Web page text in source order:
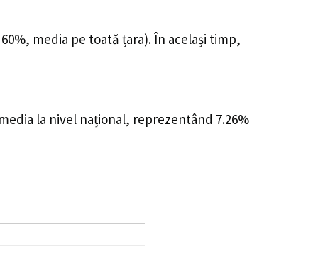
media pe toată țara). În același timp,
la nivel național, reprezentând 7.26%